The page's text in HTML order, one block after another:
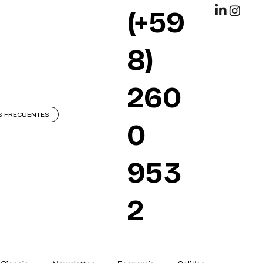
FRECUENTES
(+59
8)
260
0
953
2